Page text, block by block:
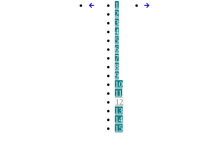
1
2
3
4
5
6
7
8
9
10
11
12
13
14
15